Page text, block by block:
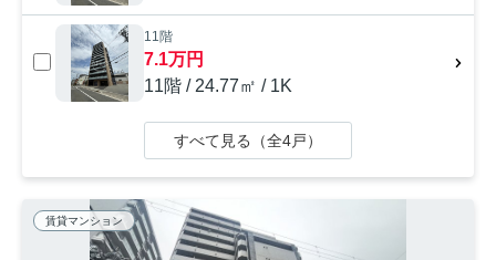
11階
7.1万円
11階 / 24.77㎡ / 1K
すべて見る（全4戸）
賃貸マンション